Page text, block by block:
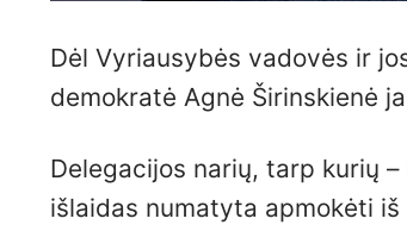
Dėl Vyriausybės vadovės ir
demokratė Agnė Širinskienė
Delegacijos narių, tarp kurių
išlaidas numatyta apmokėti